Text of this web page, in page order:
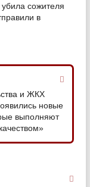
сожителя
в
и ЖКХ
новые
выполняют